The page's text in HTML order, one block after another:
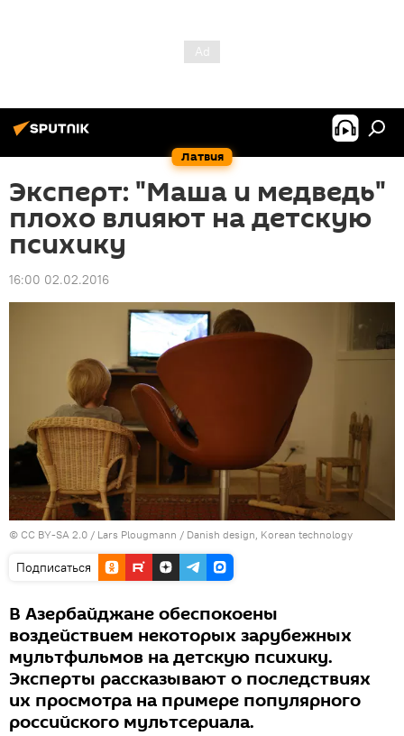
Латвия
Эксперт: "Маша и медведь"
плохо влияют на детскую
психику
16:00 02.02.2016
© CC BY-SA 2.0 / Lars Plougmann / Danish design, Korean technology
Подписаться
В Азербайджане обеспокоены
воздействием некоторых зарубежных
мультфильмов на детскую психику.
Эксперты рассказывают о последствиях
их просмотра на примере популярного
российского мультсериала.